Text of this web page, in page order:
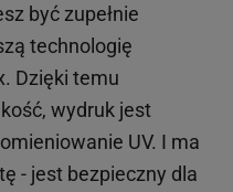
być zupełnie
technologię
Dzięki temu
wydruk jest
UV. I ma
- jest bezpieczny dla